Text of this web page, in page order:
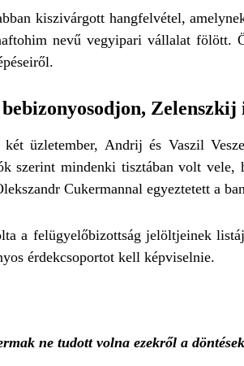
kiszivárgott hangfelvétel,
nevű vegyipari vállalat fölött.
üzletember, Andrij és Vaszil
szerint mindenki tisztában volt
Cukermannal egyeztetett a
a felügyelőbizottság jelöltjeinek
érdekcsoportot kell képviselnie.
ne tudott volna ezekről a